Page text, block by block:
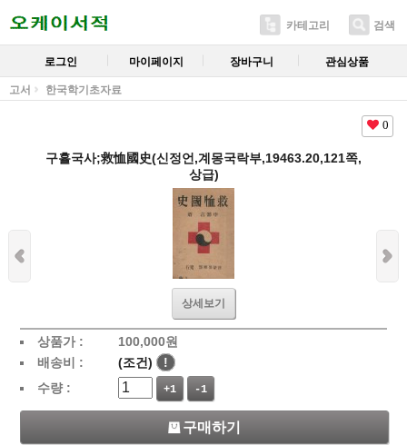
카테고리 검색
로그인 마이페이지 장바구니 관심상품
고서 한국학기초자료
0
구휼국사;救恤國史(신정언,계몽국락부,19463.20,121쪽,
상급)
상세보기
상품가 : 100,000원
배송비 :
(조건)
!
수량 :
+1 -1
구매하기